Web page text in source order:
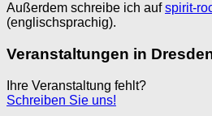
Außerdem schreibe ich aufspirit-
(englischsprachig).
Veranstaltungen in
Ihre Veranstaltung fehlt?
Schreiben Sie uns!